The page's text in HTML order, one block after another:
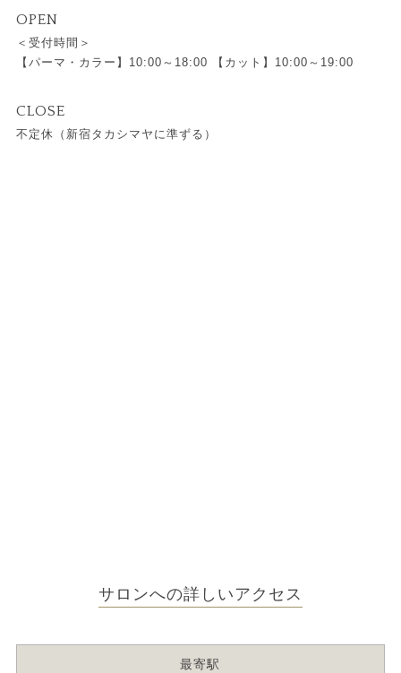
OPEN
＜受付時間＞
【パーマ・カラー】10:00～18:00 【カット】10:00～19:00
CLOSE
不定休（新宿タカシマヤに準ずる）
サロンへの詳しいアクセス
最寄駅